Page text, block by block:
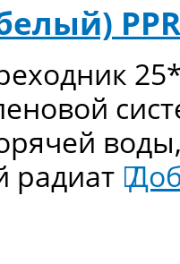
радиат